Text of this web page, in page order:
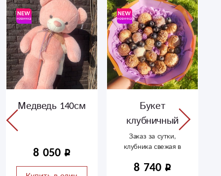
Медведь 140см
8 050
Букет
клубничный
Заказ за сутки,
клубника свежая в
шоколаде с
8 740